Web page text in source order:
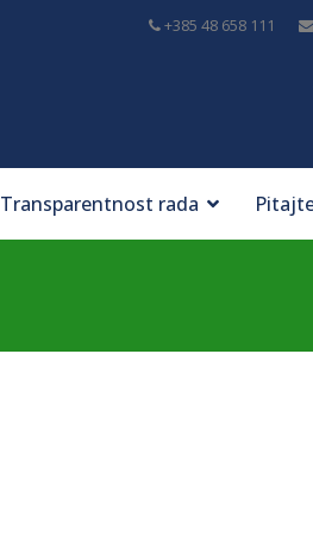
+385 48 658 111
Transparentnost rada